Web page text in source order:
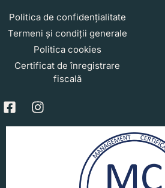
Politica de confidențialitate
Termeni și condiții generale
Politica cookies
Certificat de înregistrare
fiscală